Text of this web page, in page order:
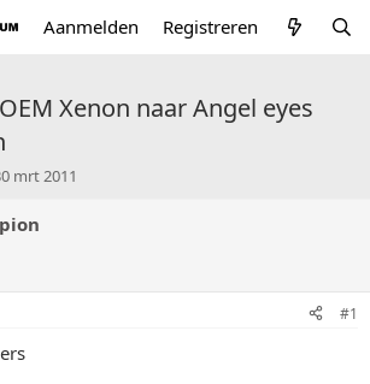
Aanmelden Registreren
Xenon naar Angel eyes
mrt 2011
#1